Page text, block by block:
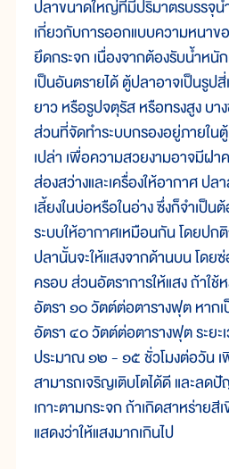
ปลาขนาดใหญ่ที่มีปริมาตรบรรจุน้
เกี่ยวกับการออกแบบความหนาข
ยึดกระจก เนื่องจากต้องรับน้ำหนั
เป็นอันตรายได้ ตู้ปลาอาจเป็นรู
ยาว หรือรูปจตุรัส หรือทรงสูง บ
ส่วนที่จัดทำระบบกรองอยู่ภายใน
เปล่า เพื่อความสวยงามอาจมีฝ
ส่องสว่างและเครื่องให้อากาศ ป
เลี้ยงในบ่อหรือในอ่าง ซึ่งก็จำเป็น
ระบบให้อากาศเหมือนกัน โดยปก
ปลานั้นจะให้แสงจากด้านบน โดย
ครอบ ส่วนอัตราการให้แสง ถ้าใช้
อัตรา ๑๐ วัตต์ต่อตารางฟุต หากเ
อัตรา ๔๐ วัตต์ต่อตารางฟุต ระยะ
ประมาณ ๑๒ - ๑๕ ชั่วโมงต่อวัน
สามารถเจริญเติบโตได้ดี และลด
เกาะตามกระจก ถ้าเกิดสาหร่ายสี
แสดงว่าให้แสงมากเกินไป